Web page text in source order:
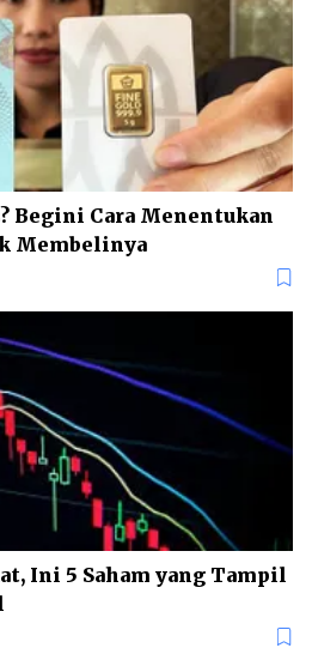
Begini Cara Menentukan
Membelinya
Ini 5 Saham yang Tampil